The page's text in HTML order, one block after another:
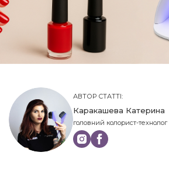
АВТОР СТАТТІ:
Каракашева Катерина
головний колорист-